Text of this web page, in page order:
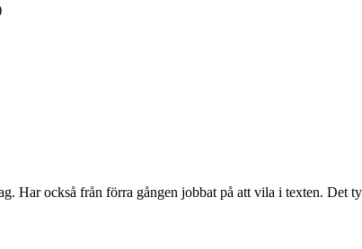
Har också från förra gången jobbat på att vila i texten. Det